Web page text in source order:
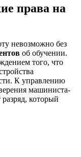
права на
невозможно без
об обучении.
того, что
К управлению
машиниста-
который